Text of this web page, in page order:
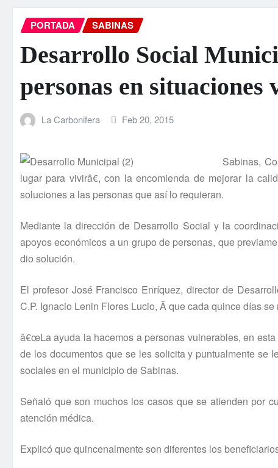
PORTADA SABINAS
Desarrollo Social
personas en situaciones
La Carbonifera Feb 20, 2015
Sabinas,
lugar para vivirâ€, con la encomienda de mejorar la
soluciones a las personas que así­ lo requieran.
Mediante la dirección de Desarrollo Social y la
apoyos económicos a un grupo de personas, que
dio solución.
El profesor José Francisco Enrí­quez, director de
C.P. Ignacio Lenin Flores Lucio, Â que cada quince dí­as
â€œLa ayuda la hacemos a personas vulnerables, en
de los documentos que se les solicita y puntualmente se
sociales en el municipio de Sabinas.
Señaló que son muchos los casos que se atienden por
atención médica.
Explicó que quincenalmente son diferentes los